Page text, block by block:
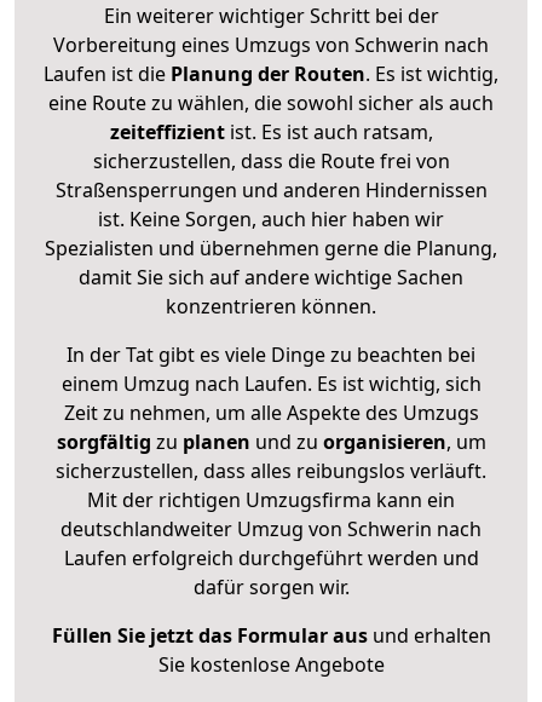
Ein weiterer wichtiger Schritt bei der
Vorbereitung eines Umzugs von Schwerin nach
Laufen ist die Planung der Routen. Es ist wichtig,
eine Route zu wählen, die sowohl sicher als auch
zeiteffizientist. Es ist auch ratsam,
sicherzustellen, dass die Route frei von
Straßensperrungen und anderen Hindernissen
ist. Keine Sorgen, auch hier haben wir
Spezialisten und übernehmen gerne die Planung,
damit Sie sich auf andere wichtige Sachen
konzentrieren können.
In der Tat gibt es viele Dinge zu beachten bei
einem Umzug nach Laufen. Es ist wichtig, sich
Zeit zu nehmen, um alle Aspekte des Umzugs
sorgfältig zu planen und zu organisieren, um
sicherzustellen, dass alles reibungslos verläuft.
Mit der richtigen Umzugsfirma kann ein
deutschlandweiter Umzug von Schwerin nach
Laufen erfolgreich durchgeführt werden und
dafür sorgen wir.
Füllen Sie jetzt das Formular ausund erhalten
Sie kostenlose Angebote